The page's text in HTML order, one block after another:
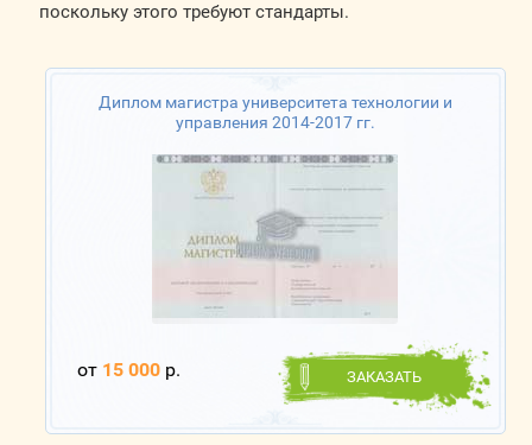
поскольку этого требуют стандарты.
Диплом магистра университета технологии и
управления 2014-2017 гг.
от 15 000р. ЗАКАЗАТЬ